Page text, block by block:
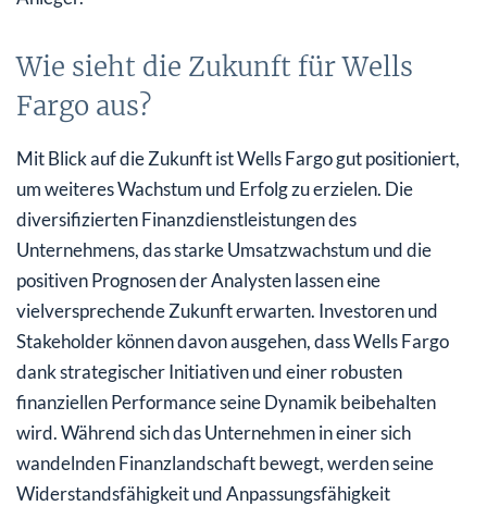
Wie sieht die Zukunft für Wells
Fargo aus?
Mit Blick auf die Zukunft ist Wells Fargo gut positioniert,
um weiteres Wachstum und Erfolg zu erzielen. Die
diversifizierten Finanzdienstleistungen des
Unternehmens, das starke Umsatzwachstum und die
positiven Prognosen der Analysten lassen eine
vielversprechende Zukunft erwarten. Investoren und
Stakeholder können davon ausgehen, dass Wells Fargo
dank strategischer Initiativen und einer robusten
finanziellen Performance seine Dynamik beibehalten
wird. Während sich das Unternehmen in einer sich
wandelnden Finanzlandschaft bewegt, werden seine
Widerstandsfähigkeit und Anpassungsfähigkeit